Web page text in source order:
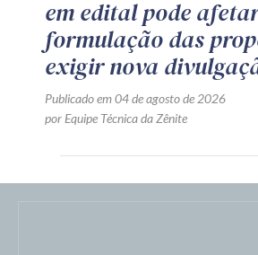
em edital pode
formulação das
exigir nova
Publicado em 04 de agosto de 2026
por Equipe Técnica da Zênite